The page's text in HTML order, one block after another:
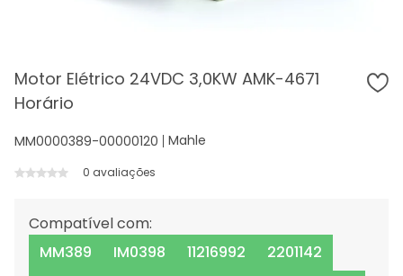
Motor Elétrico 24VDC 3,0KW AMK-4671
Horário
MM0000389-00000120 Mahle
0 avaliações
Compatível com:
MM389
IM0398 11216992
2201142